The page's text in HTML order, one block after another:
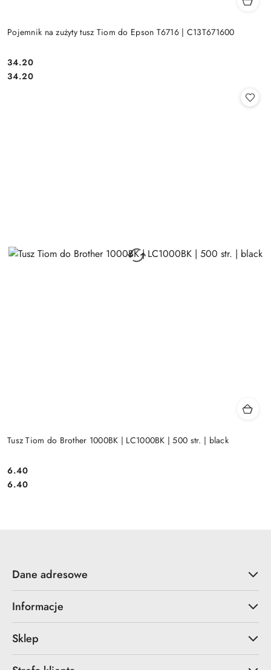
Pojemnik na zużyty tusz Tiom do Epson T6716 | C13T671600
Cena:
34.20
Cena:
34.20
Tusz Tiom do Brother 1000BK | LC1000BK | 500 str. | black
Cena:
6.40
Cena:
6.40
Dane adresowe
Informacje
Sklep